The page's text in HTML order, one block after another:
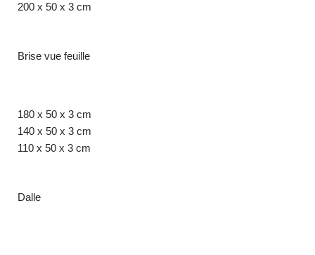
200 x 50 x 3 cm
Brise vue feuille
180 x 50 x 3 cm
140 x 50 x 3 cm
110 x 50 x 3 cm
Dalle